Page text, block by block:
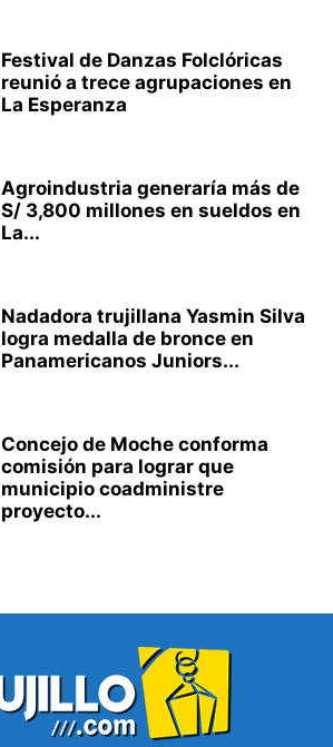
Festival de Danzas Folclóricas
reunió a trece agrupaciones en
La Esperanza
Agroindustria generaría más de
S/ 3,800 millones en sueldos en
La...
Nadadora trujillana Yasmin Silva
logra medalla de bronce en
Panamericanos Juniors...
Concejo de Moche conforma
comisión para lograr que
municipio coadministre
proyecto...